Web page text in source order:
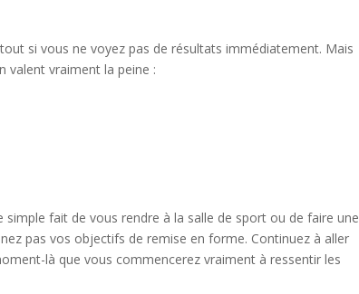
si vous ne voyez pas de résultats immédiatement. Mais
valent vraiment la peine :
simple fait de vous rendre à la salle de sport ou de faire une
pas vos objectifs de remise en forme. Continuez à aller
là que vous commencerez vraiment à ressentir les